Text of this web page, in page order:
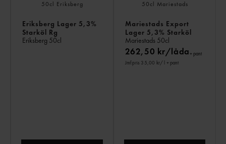
Eriksberg Lager 5,3%
Starköl Rg
Eriksberg 50cl
Mariestads Export
Lager 5,3% Starköl
Mariestads 50cl
262,50 kr/låda+ pant
Jmf.pris 35,00 kr/ l + pant